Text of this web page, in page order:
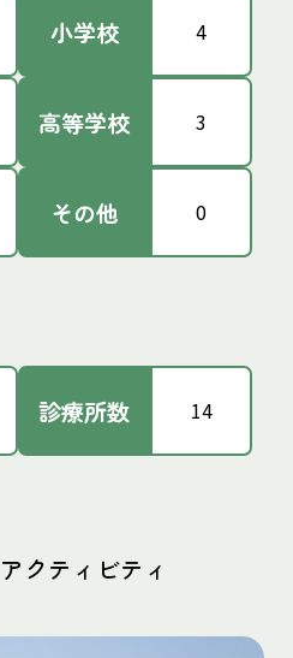
小学校 4
高等学校 3
その他 0
診療所数 14
クティビティ